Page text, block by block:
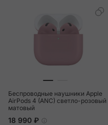
Беспроводные наушники Apple
AirPods 4 (ANC) светло-розовый
матовый
18 990 ₽